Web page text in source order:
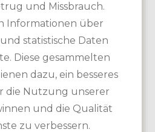
72 / 18-Loch-Platz
Driving Range,
Green, Chipping
Leihschläger,
Cart
und Missbrauch.
Informationen über
statistische Daten
Diese gesammelten
dazu, ein besseres
die Nutzung unserer
und die Qualität
zu verbessern.